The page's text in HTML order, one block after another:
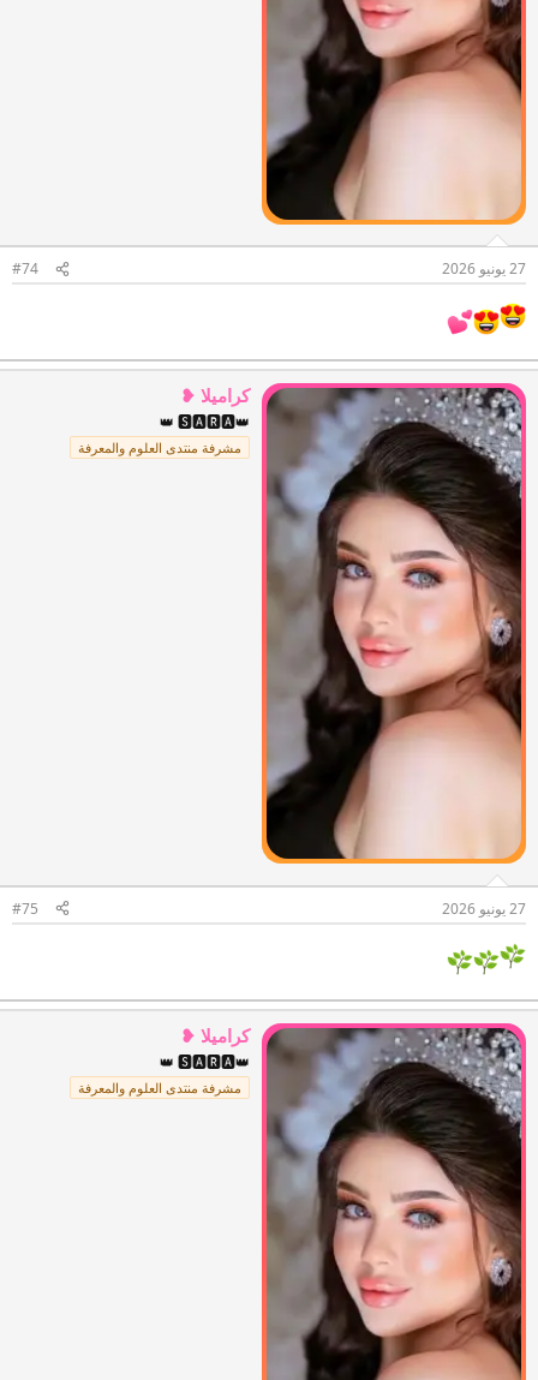
27 يونيو 2026 #74
كراميلا ❥
👑 🆂🅰🆁🅰👑
مشرفة منتدى العلوم والمعرفة
27 يونيو 2026 #75
كراميلا ❥
👑 🆂🅰🆁🅰👑
مشرفة منتدى العلوم والمعرفة